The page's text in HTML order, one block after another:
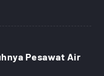
Pesawat Air